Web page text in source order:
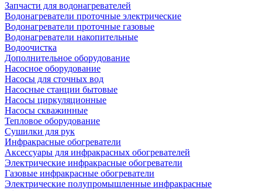
Запчасти для водонагревателей
Водонагреватели проточные электрические
Водонагреватели проточные газовые
Водонагреватели накопительные
Водоочистка
Дополнительное оборудование
Насосное оборудование
Насосы для сточных вод
Насосные станции бытовые
Насосы циркуляционные
Насосы скважинные
Тепловое оборудование
Сушилки для рук
Инфракрасные обогреватели
Аксессуары для инфракрасных обогревателей
Электрические инфракрасные обогреватели
Газовые инфракрасные обогреватели
Электрические полупромышленные инфракрасные